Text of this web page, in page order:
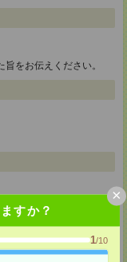
すか？
1/10
×
をお伝えください。